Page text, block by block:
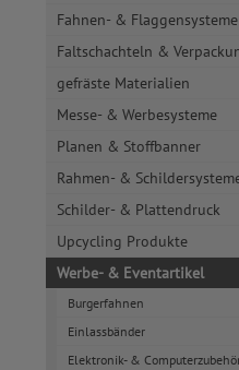
Fahnen- & Flaggensysteme
Faltschachteln &
gefräste Materialien
Messe- & Werbesysteme
Planen & Stoffbanner
Rahmen- &
Schilder- & Plattendruck
Upcycling Produkte
Werbe- & Eventartikel
Burgerfahnen
Einlassbänder
Elektronik- &